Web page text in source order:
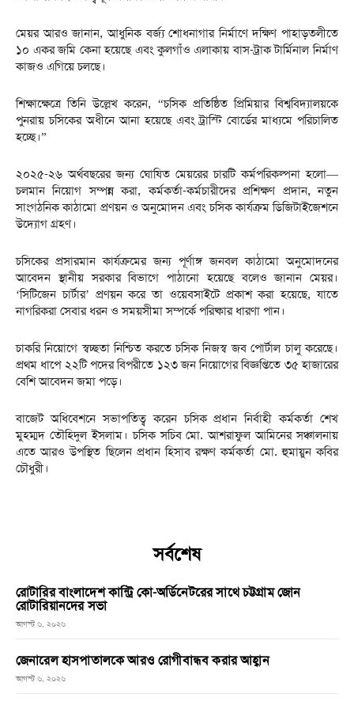
মেয়র আরও জানান, আধুনিক বর্জ্য শোধনাগার নির্মাণে দক্ষিণ পাহাড়তলীতে
১০ একর জমি কেনা হয়েছে এবং কুলগাঁও এলাকায় বাস-ট্রাক টার্মিনাল নির্মাণ
কাজও এগিয়ে চলছে।
শিক্ষাক্ষেত্রে তিনি উল্লেখ করেন, “চসিক প্রতিষ্ঠিত প্রিমিয়ার বিশ্ববিদ্যালয়কে
পুনরায় চসিকের অধীনে আনা হয়েছে এবং ট্রাস্টি বোর্ডের মাধ্যমে পরিচালিত
হচ্ছে।”
২০২৫-২৬ অর্থবছরের জন্য ঘোষিত মেয়রের চারটি কর্মপরিকল্পনা হলো—
চলমান নিয়োগ সম্পন্ন করা, কর্মকর্তা-কর্মচারীদের প্রশিক্ষণ প্রদান, নতুন
সাংগঠনিক কাঠামো প্রণয়ন ও অনুমোদন এবং চসিক কার্যক্রম ডিজিটাইজেশনে
উদ্যোগ গ্রহণ।
চসিকের প্রসারমান কার্যক্রমের জন্য পূর্ণাঙ্গ জনবল কাঠামো অনুমোদনের
আবেদন স্থানীয় সরকার বিভাগে পাঠানো হয়েছে বলেও জানান মেয়র।
‘সিটিজেন চার্টার’ প্রণয়ন করে তা ওয়েবসাইটে প্রকাশ করা হয়েছে, যাতে
নাগরিকরা সেবার ধরন ও সময়সীমা সম্পর্কে পরিষ্কার ধারণা পান।
চাকরি নিয়োগে স্বচ্ছতা নিশ্চিত করতে চসিক নিজস্ব জব পোর্টাল চালু করেছে।
প্রথম ধাপে ২২টি পদের বিপরীতে ১২৩ জন নিয়োগের বিজ্ঞপ্তিতে ৩৫ হাজারের
বেশি আবেদন জমা পড়ে।
বাজেট অধিবেশনে সভাপতিত্ব করেন চসিক প্রধান নির্বাহী কর্মকর্তা শেখ
মুহম্মদ তৌহিদুল ইসলাম। চসিক সচিব মো. আশরাফুল আমিনের সঞ্চালনায়
এতে আরও উপস্থিত ছিলেন প্রধান হিসাব রক্ষণ কর্মকর্তা মো. হুমায়ুন কবির
চৌধুরী।
সর্বশেষ
রোটারির বাংলাদেশ কান্ট্রি কো-অর্ডিনেটরের সাথে চট্টগ্রাম জোন
রোটারিয়ানদের সভা
আগস্ট ৬, ২০২৬
জেনারেল হাসপাতালকে আরও রোগীবান্ধব করার আহ্বান
আগস্ট ৬, ২০২৬